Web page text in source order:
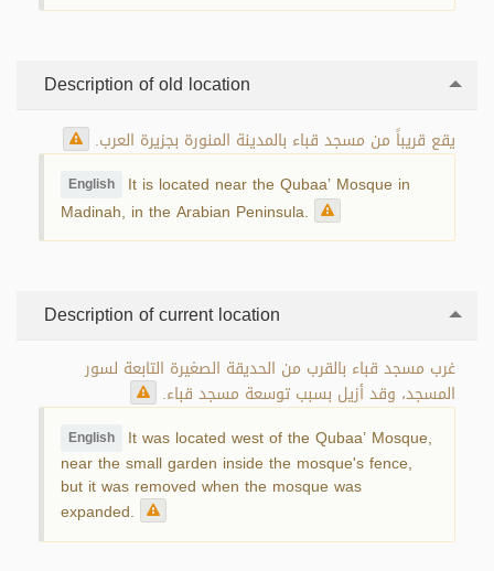
Description of old location
يقع قريباً من مسجد قباء بالمدينة المنورة بجزيرة العرب.
English It is located near the Qubaa’‎ Mosque in
Madinah, in the Arabian Peninsula.
Description of current location
غرب مسجد قباء بالقرب من الحديقة الصغيرة التابعة لسور
المسجد، وقد أزيل بسبب توسعة مسجد قباء.
English It was located west of the Qubaa’‎ Mosque,
near the small garden inside the mosque's fence,
but it was removed when the mosque was
expanded.